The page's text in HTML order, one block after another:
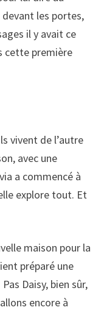
les portes,
il y avait ce
cette première
vivent de l’autre
avec une
a commencé à
explore tout. Et
maison pour la
préparé une
Daisy, bien sûr,
encore à